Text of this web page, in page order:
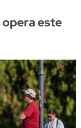
opera este